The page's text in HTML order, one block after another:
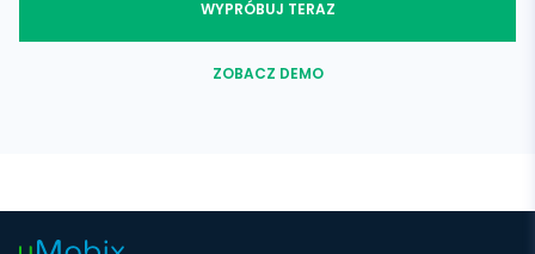
WYPRÓBUJ TERAZ
ZOBACZ DEMO